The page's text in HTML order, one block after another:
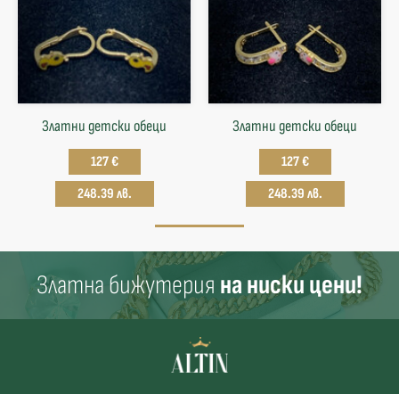
Златни детски обеци
127 €
248.39 лв.
Златни детски обеци
127 €
248.39 лв.
Златна бижутерия на ниски цени!